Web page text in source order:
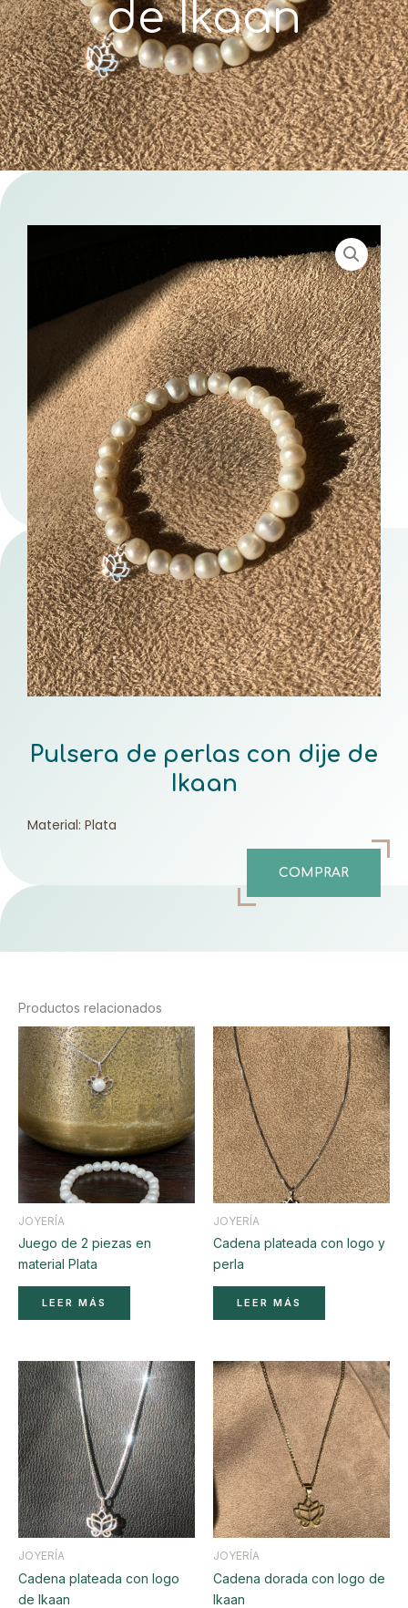
de Ikaan
Pulsera de perlas con dije de
Ikaan
Material: Plata
COMPRAR
Productos relacionados
JOYERÍA
Juego de 2 piezas en
material Plata
LEER MÁS
JOYERÍA
Cadena plateada con logo y
perla
LEER MÁS
JOYERÍA
Cadena plateada con logo
de Ikaan
JOYERÍA
Cadena dorada con logo de
Ikaan